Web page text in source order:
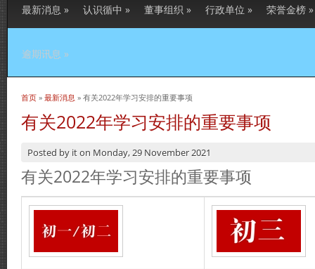
最新消息 » 认识循中 » 董事组织 » 行政单位 » 荣誉金榜 »
逾期讯息 »
当前位置
首页 » 最新消息 » 有关2022年学习安排的重要事项
有关2022年学习安排的重要事项
Posted by iton Monday, 29 November 2021
有关2022年学习安排的重要事项